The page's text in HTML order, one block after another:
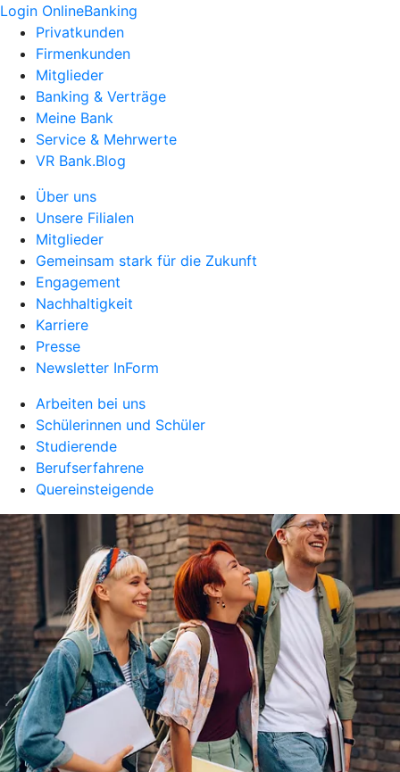
Login OnlineBanking
Privatkunden
Firmenkunden
Mitglieder
Banking & Verträge
Meine Bank
Service & Mehrwerte
VR Bank.Blog
Über uns
Unsere Filialen
Mitglieder
Gemeinsam stark für die Zukunft
Engagement
Nachhaltigkeit
Karriere
Presse
Newsletter InForm
Arbeiten bei uns
Schülerinnen und Schüler
Studierende
Berufserfahrene
Quereinsteigende